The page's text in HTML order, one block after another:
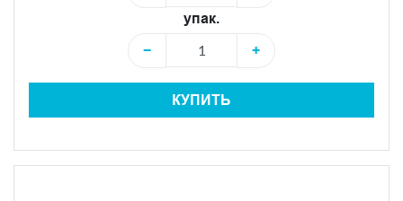
упак.
−
+
КУПИТЬ